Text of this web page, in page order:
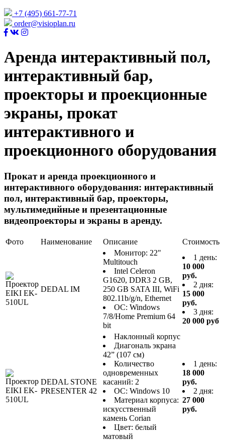
+7 (495) 661-77-71
order@visioplan.ru
Аренда интерактивный пол,
интерактивный бар,
проекторы и проекционные
экраны, прокат
интерактивного и
проекционного оборудования
Прокат и аренда проекционного и
интерактивного оборудования: интерактивный
пол, интерактивный бар, проекторы,
мультимедийные и презентационные
видеопроекторы и экраны в аренду.
Фото Наименование Описание Стоимость
DEDAL IM
Монитор: 22"
Multitouch
Intel Celeron
G1620, DDR3 2 GB,
250 GB SATA III, WiFi
802.11b/g/n, Ethernet
ОС: Windows
7/8/Home Premium 64
bit
1 день:
10 000
руб.
2 дня:
15 000
руб.
3 дня:
20 000 руб
DEDAL STONE
PRESENTER 42
Наклонный корпус
Диагональ экрана
42” (107 см)
Количество
одновременных
касаний: 2
ОС: Windows 10
Материал корпуса:
искусственный
камень Corian
Цвет: белый
матовый
1 день:
18 000
руб.
2 дня:
27 000
руб.